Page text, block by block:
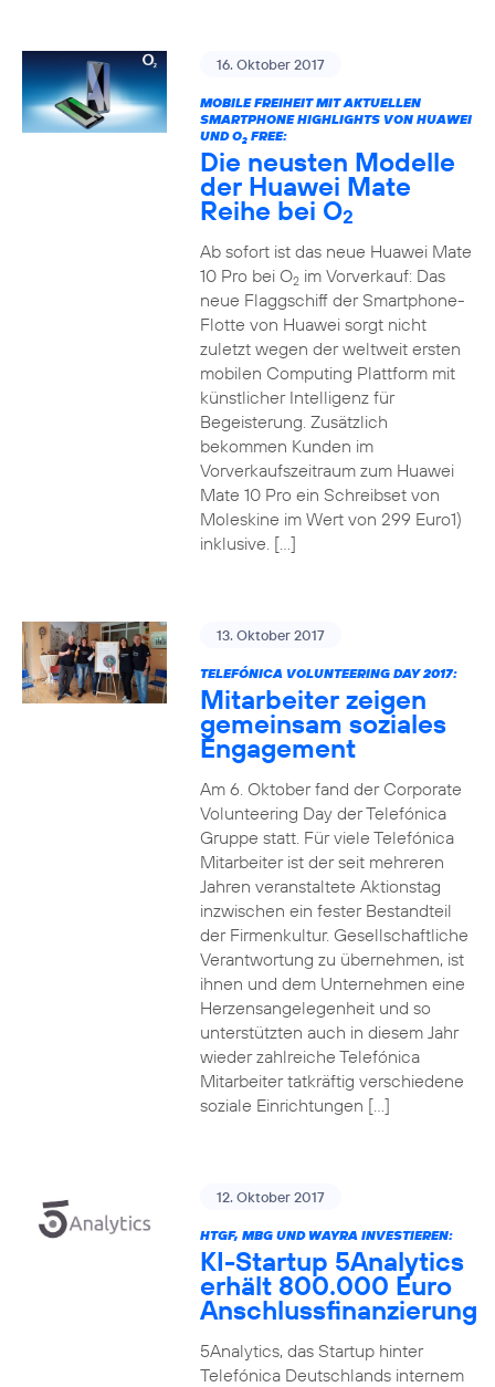
16. Oktober 2017
MOBILE FREIHEIT MIT AKTUELLEN
SMARTPHONE HIGHLIGHTS VON HUAWEI
UND O2FREE:
Die neusten Modelle
der Huawei Mate
Reihe bei O2
Ab sofort ist das neue Huawei Mate
10 Pro bei O2im Vorverkauf: Das
neue Flaggschiff der Smartphone-
Flotte von Huawei sorgt nicht
zuletzt wegen der weltweit ersten
mobilen Computing Plattform mit
künstlicher Intelligenz für
Begeisterung. Zusätzlich
bekommen Kunden im
Vorverkaufszeitraum zum Huawei
Mate 10 Pro ein Schreibset von
Moleskine im Wert von 299 Euro1)
inklusive. […]
13. Oktober 2017
TELEFÓNICA VOLUNTEERING DAY 2017:
Mitarbeiter zeigen
gemeinsam soziales
Engagement
Am 6. Oktober fand der Corporate
Volunteering Day der Telefónica
Gruppe statt. Für viele Telefónica
Mitarbeiter ist der seit mehreren
Jahren veranstaltete Aktionstag
inzwischen ein fester Bestandteil
der Firmenkultur. Gesellschaftliche
Verantwortung zu übernehmen, ist
ihnen und dem Unternehmen eine
Herzensangelegenheit und so
unterstützten auch in diesem Jahr
wieder zahlreiche Telefónica
Mitarbeiter tatkräftig verschiedene
soziale Einrichtungen […]
12. Oktober 2017
HTGF, MBG UND WAYRA INVESTIEREN:
KI-Startup 5Analytics
erhält 800.000 Euro
Anschlussfinanzierung
5Analytics, das Startup hinter
Telefónica Deutschlands internem